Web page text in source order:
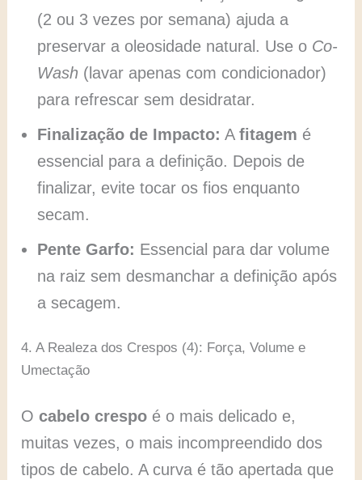
(2 ou 3 vezes por semana) ajuda a
preservar a oleosidade natural. Use o Co-
Wash (lavar apenas com condicionador)
para refrescar sem desidratar.
Finalização de Impacto: Afitagem é
essencial para a definição. Depois de
finalizar, evite tocar os fios enquanto
secam.
Pente Garfo: Essencial para dar volume
na raiz sem desmanchar a definição após
a secagem.
4. A Realeza dos Crespos (4): Força, Volume e
Umectação
Ocabelo crespo é o mais delicado e,
muitas vezes, o mais incompreendido dos
tipos de cabelo. A curva é tão apertada que